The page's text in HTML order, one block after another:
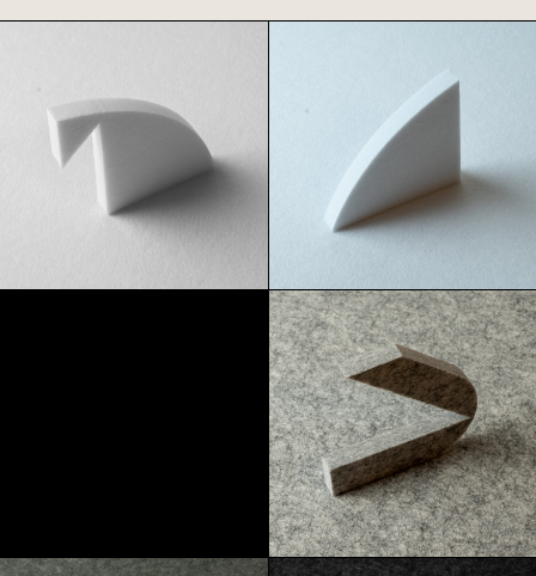
Schnee